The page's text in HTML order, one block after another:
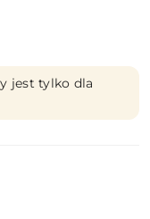
jest tylko dla